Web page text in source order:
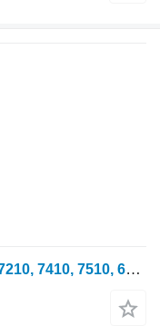
Pto Shaft John Deere 7200, 7400, 7210, 7410, 7510, 6800, 6900, 6910 Pto Shaft R130880 pour tracteur à roues John Deere 7200, 7400, 7210, 7410, 7510, 6800, 6900, 6810, 6910, 7500, 7405